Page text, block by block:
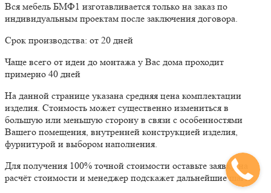
Вся мебель БМФ1 изготавливается только на заказ по
индивидуальным проектам после заключения договора.
Срок производства: от 20 дней
Чаще всего от идеи до монтажа у Вас дома проходит
примерно 40 дней
На данной странице указана средняя цена комплектации
изделия. Стоимость может существенно измениться в
большую или меньшую сторону в связи с особенностями
Вашего помещения, внутренней конструкцией изделия,
фурнитурой и выбором наполнения.
Для получения 100% точной стоимости оставьте заявку на
расчёт стоимости и менеджер подскажет дальнейшие шаги.